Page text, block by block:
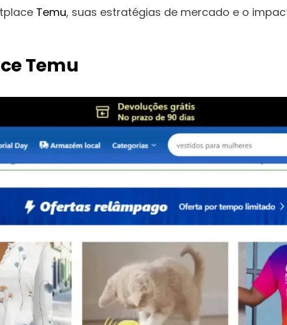
Temu, suas estratégias de mercado e o
Temu